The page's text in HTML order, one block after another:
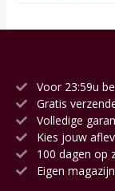
Voor 23:59u
Gratis
Volledige
Kies jouw
100 dagen op
Eigen